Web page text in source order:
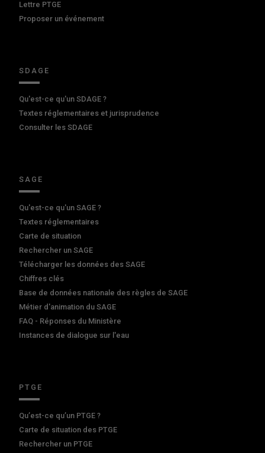
Lettre PTGE
Proposer un événement
SDAGE
Qu'est-ce qu'un SDAGE ?
Textes réglementaires et jurisprudence
Consulter les SDAGE
SAGE
Qu'est-ce qu'un SAGE ?
Textes réglementaires
Carte de situation
Rechercher un SAGE
Télécharger les données des SAGE
Chiffres clés
Base de données nationale des règles de SAGE
Métier d'animation du SAGE
FAQ - Réponses du Ministère
Instances de dialogue sur l'eau
PTGE
Qu’est-ce qu’un PTGE ?
Carte de situation des PTGE
Rechercher un PTGE